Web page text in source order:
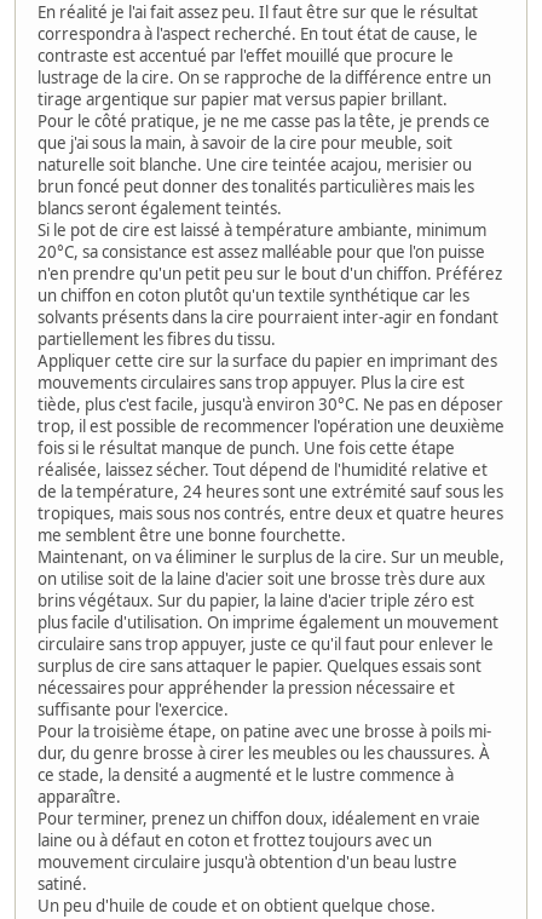
En réalité je l'ai fait assez peu. Il faut être sur que le résultat
correspondra à l'aspect recherché. En tout état de cause, le
contraste est accentué par l'effet mouillé que procure le
lustrage de la cire. On se rapproche de la différence entre un
tirage argentique sur papier mat versus papier brillant.
Pour le côté pratique, je ne me casse pas la tête, je prends ce
que j'ai sous la main, à savoir de la cire pour meuble, soit
naturelle soit blanche. Une cire teintée acajou, merisier ou
brun foncé peut donner des tonalités particulières mais les
blancs seront également teintés.
Si le pot de cire est laissé à température ambiante, minimum
20°C, sa consistance est assez malléable pour que l'on puisse
n'en prendre qu'un petit peu sur le bout d'un chiffon. Préférez
un chiffon en coton plutôt qu'un textile synthétique car les
solvants présents dans la cire pourraient inter-agir en fondant
partiellement les fibres du tissu.
Appliquer cette cire sur la surface du papier en imprimant des
mouvements circulaires sans trop appuyer. Plus la cire est
tiède, plus c'est facile, jusqu'à environ 30°C. Ne pas en déposer
trop, il est possible de recommencer l'opération une deuxième
fois si le résultat manque de punch. Une fois cette étape
réalisée, laissez sécher. Tout dépend de l'humidité relative et
de la température, 24 heures sont une extrémité sauf sous les
tropiques, mais sous nos contrés, entre deux et quatre heures
me semblent être une bonne fourchette.
Maintenant, on va éliminer le surplus de la cire. Sur un meuble,
on utilise soit de la laine d'acier soit une brosse très dure aux
brins végétaux. Sur du papier, la laine d'acier triple zéro est
plus facile d'utilisation. On imprime également un mouvement
circulaire sans trop appuyer, juste ce qu'il faut pour enlever le
surplus de cire sans attaquer le papier. Quelques essais sont
nécessaires pour appréhender la pression nécessaire et
suffisante pour l'exercice.
Pour la troisième étape, on patine avec une brosse à poils mi-
dur, du genre brosse à cirer les meubles ou les chaussures. À
ce stade, la densité a augmenté et le lustre commence à
apparaître.
Pour terminer, prenez un chiffon doux, idéalement en vraie
laine ou à défaut en coton et frottez toujours avec un
mouvement circulaire jusqu'à obtention d'un beau lustre
satiné.
Un peu d'huile de coude et on obtient quelque chose.